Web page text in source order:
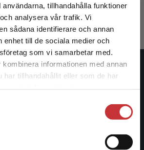
tillhandahålla funktioner
analysera vår trafik. Vi
sådana identifierare och annan
enhet till de sociala medier och
som vi samarbetar med.
informationen med annan
har tillhandahållit eller som de har
fraktregion
att du besöker
via en enhet utanför Sverige.
leveranser utanför Sverige. För
ett köp måste
krinkl. moms
moms: 296 kr
Med läromedel, kurslitteratur,